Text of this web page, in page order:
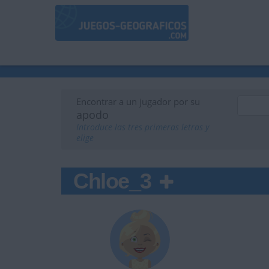
Encontrar a un jugador por su
apodo
Chloe_3